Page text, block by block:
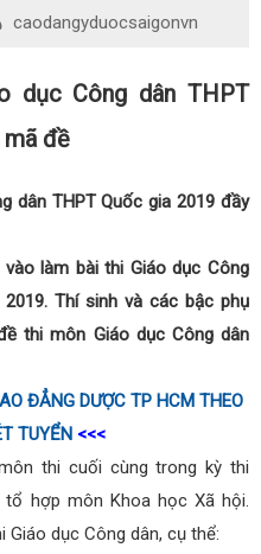
caodangyduocsaigonvn
dục Công dân THPT
đề
dân THPT Quốc gia 2019 đầy
làm bài thi Giáo dục Công
Thí sinh và các bậc phụ
thi môn Giáo dục Công dân
ĐẲNG DƯỢC TP HCM THEO
TUYỂN<<<
thi cuối cùng trong kỳ thi
hợp môn Khoa học Xã hội.
dục Công dân, cụ thể: